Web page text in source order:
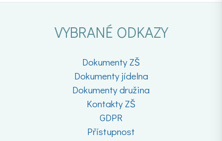
VYBRANÉ ODKAZY
Dokumenty ZŠ
Dokumenty jídelna
Dokumenty družina
Kontakty ZŠ
GDPR
Přístupnost